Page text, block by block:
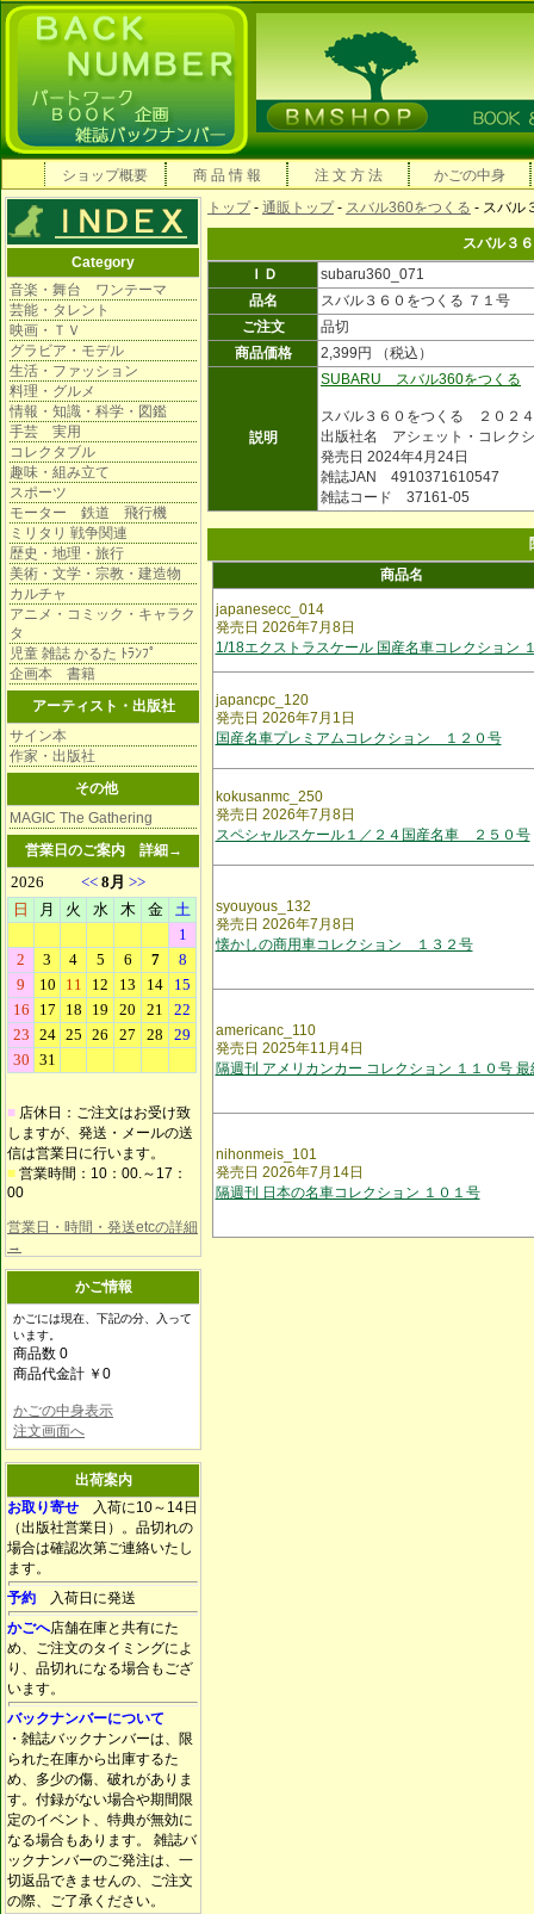
ショップ概要 商 品 情 報 注 文 方 法 かごの中身
Category
音楽・舞台 ワンテーマ
芸能・タレント
映画・ＴＶ
グラビア・モデル
生活・ファッション
料理・グルメ
情報・知識・科学・図鑑
手芸 実用
コレクタブル
趣味・組み立て
スポーツ
モーター 鉄道 飛行機
ミリタリ 戦争関連
歴史・地理・旅行
美術・文学・宗教・建造物
カルチャ
アニメ・コミック・キャラク
タ
児童 雑誌 かるた ﾄﾗﾝﾌﾟ
企画本 書籍
アーティスト・出版社
サイン本
作家・出版社
その他
MAGIC The Gathering
営業日のご案内 詳細→
■ 店休日：ご注文はお受け致
しますが、発送・メールの送
信は営業日に行います。
■ 営業時間：10：00.～17：
00
営業日・時間・発送etcの詳細
→
かご情報
かごには現在、下記の分、入って
います。
商品数 0
商品代金計 ￥0
かごの中身表示
注文画面へ
出荷案内
お取り寄せ 入荷に10～14日
（出版社営業日）。品切れの
場合は確認次第ご連絡いたし
ます。
予約 入荷日に発送
かごへ店舗在庫と共有にた
め、ご注文のタイミングによ
り、品切れになる場合もござ
います。
バックナンバーについて
・雑誌バックナンバーは、限
られた在庫から出庫するた
め、多少の傷、破れがありま
す。付録がない場合や期間限
定のイベント、特典が無効に
なる場合もあります。 雑誌バ
ックナンバーのご発注は、一
切返品できませんの、ご注文
の際、ご了承ください。
トップ- 通販トップ- スバル360をつくる - スバル
スバル３
ＩＤ
subaru360_071
品名
スバル３６０をつくる ７１号
ご注文
品切
商品価格
2,399円 （税込）
説明
SUBARU スバル360をつくる
スバル３６０をつくる ２０２
出版社名 アシェット・コレク
発売日 2024年4月24日
雑誌JAN 4910371610547
雑誌コード 37161-05
商品名
japanesecc_014
発売日 2026年7月8日
1/18エクストラスケール 国産名車コレクション
japancpc_120
発売日 2026年7月1日
国産名車プレミアムコレクション １２０号
kokusanmc_250
発売日 2026年7月8日
スペシャルスケール１／２４国産名車 ２５０号
syouyous_132
発売日 2026年7月8日
懐かしの商用車コレクション １３２号
americanc_110
発売日 2025年11月4日
隔週刊 アメリカンカー コレクション １１０号 最
nihonmeis_101
発売日 2026年7月14日
隔週刊 日本の名車コレクション １０１号